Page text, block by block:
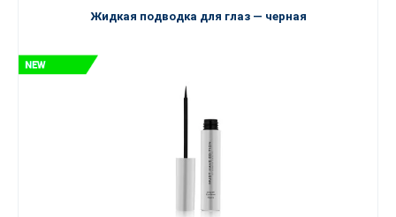
Жидкая подводка для глаз — черная